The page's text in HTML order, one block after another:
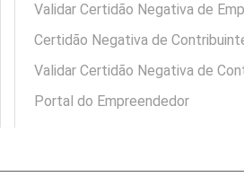
Validar Certidão Negativa de
Certidão Negativa de
Validar Certidão Negativa de
Portal do Empreendedor